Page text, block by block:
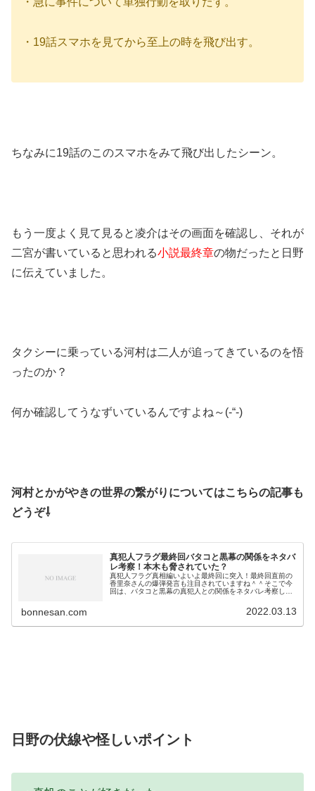
・19話スマホを見てから至上の時を飛び出す。
ちなみに19話のこのスマホをみて飛び出したシーン。
もう一度よく見て見ると凌介はその画面を確認し、それが
二宮が書いていると思われる小説最終章の物だったと日野
に伝えていました。
タクシーに乗っている河村は二人が追ってきているのを悟
ったのか？
何か確認してうなずいているんですよね～(-“-)
河村とかがやきの世界の繋がりについてはこちらの記事も
どうぞ⇩
真犯人フラグ最終回バタコと黒幕の関係をネタバ
レ考察！本木も脅されていた？
真犯人フラグ真相編いよいよ最終回に突入！最終回直前の
香里奈さんの爆弾発言も注目されていますね＾＾そこで今
回は、バタコと黒幕の真犯人との関係をネタバレ考察して
bonnesan.com 2022.03.13
日野の伏線や怪しいポイント